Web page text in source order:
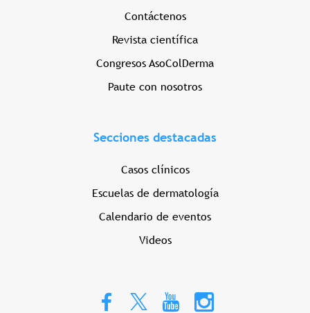
Contáctenos
Revista científica
Congresos AsoColDerma
Paute con nosotros
Secciones destacadas
Casos clínicos
Escuelas de dermatología
Calendario de eventos
Videos